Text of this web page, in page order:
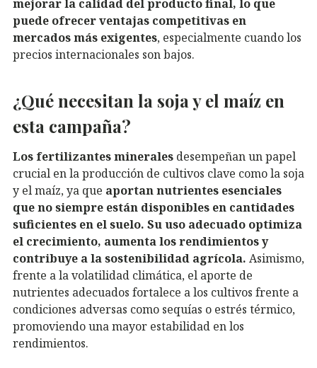
mejorar la calidad del producto final, lo que
puede ofrecer ventajas competitivas en
mercados más exigentes, especialmente cuando los
precios internacionales son bajos.
¿Qué necesitan la soja y el maíz en
esta campaña?
Los fertilizantes minerales desempeñan un papel
crucial en la producción de cultivos clave como la soja
y el maíz, ya que aportan nutrientes esenciales
que no siempre están disponibles en cantidades
suficientes en el suelo. Su uso adecuado optimiza
el crecimiento, aumenta los rendimientos y
contribuye a la sostenibilidad agrícola. Asimismo,
frente a la volatilidad climática, el aporte de
nutrientes adecuados fortalece a los cultivos frente a
condiciones adversas como sequías o estrés térmico,
promoviendo una mayor estabilidad en los
rendimientos.